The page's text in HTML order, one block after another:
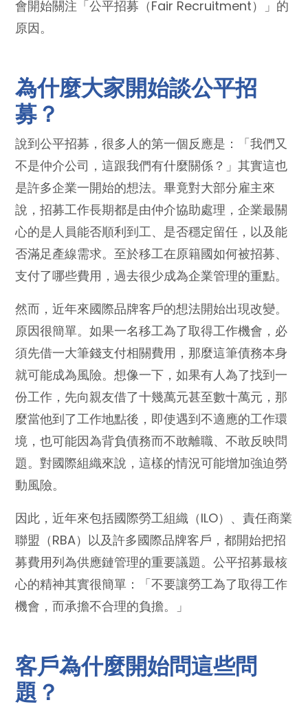
會開始關注「公平招募（Fair Recruitment）」的
原因。
為什麼大家開始談公平招
募？
說到公平招募，很多人的第一個反應是：「我們又
不是仲介公司，這跟我們有什麼關係？」其實這也
是許多企業一開始的想法。畢竟對大部分雇主來
說，招募工作長期都是由仲介協助處理，企業最關
心的是人員能否順利到工、是否穩定留任，以及能
否滿足產線需求。至於移工在原籍國如何被招募、
支付了哪些費用，過去很少成為企業管理的重點。
然而，近年來國際品牌客戶的想法開始出現改變。
原因很簡單。如果一名移工為了取得工作機會，必
須先借一大筆錢支付相關費用，那麼這筆債務本身
就可能成為風險。想像一下，如果有人為了找到一
份工作，先向親友借了十幾萬元甚至數十萬元，那
麼當他到了工作地點後，即使遇到不適應的工作環
境，也可能因為背負債務而不敢離職、不敢反映問
題。對國際組織來說，這樣的情況可能增加強迫勞
動風險。
因此，近年來包括國際勞工組織（ILO）、責任商業
聯盟（RBA）以及許多國際品牌客戶，都開始把招
募費用列為供應鏈管理的重要議題。公平招募最核
心的精神其實很簡單：「不要讓勞工為了取得工作
機會，而承擔不合理的負擔。」
客戶為什麼開始問這些問
題？